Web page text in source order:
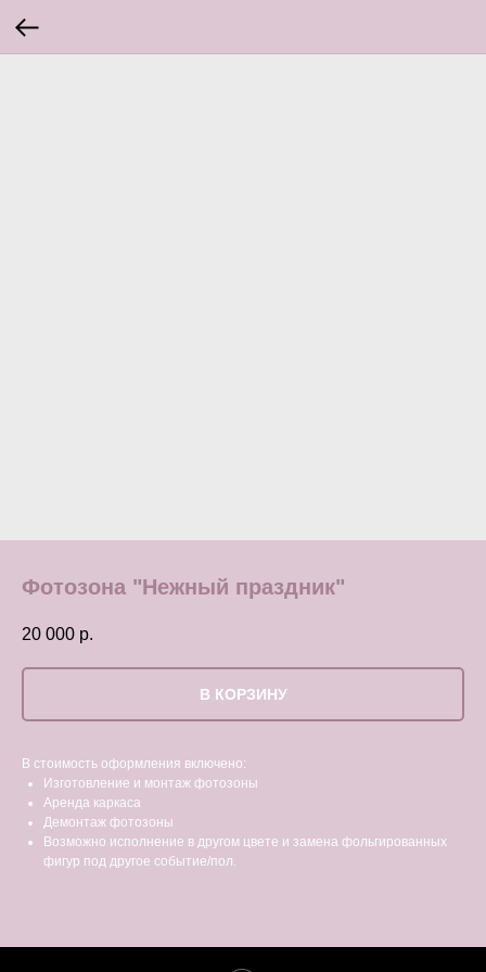
Фотозона "Нежный праздник"
20 000 р.
В КОРЗИНУ
В стоимость оформления включено:
Изготовление и монтаж фотозоны
Аренда каркаса
Демонтаж фотозоны
Возможно исполнение в другом цвете и замена фольгированных
фигур под другое событие/пол.